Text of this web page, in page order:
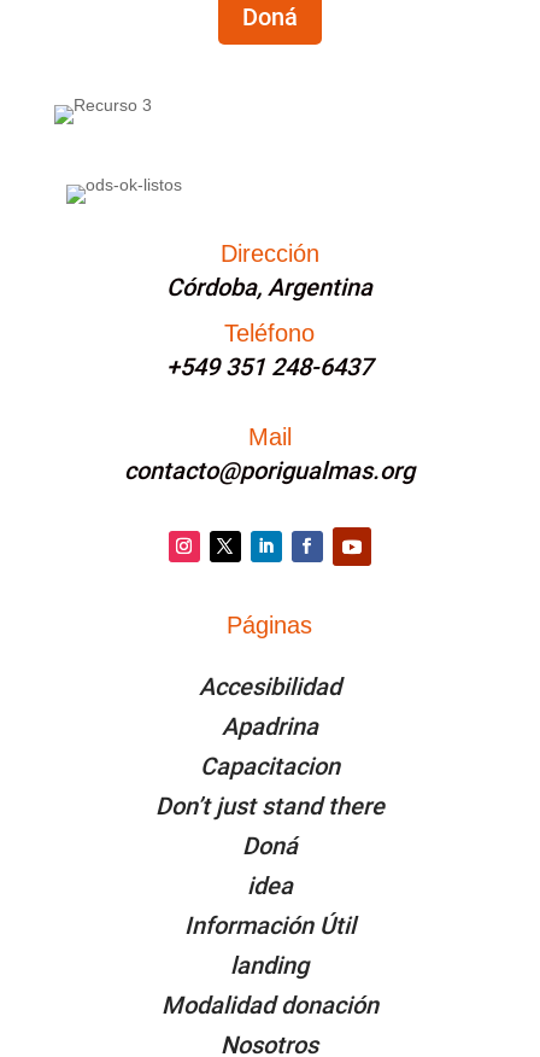
Doná
Dirección
Córdoba, Argentina
Teléfono
+549 351 248-6437
Mail
contacto@porigualmas.org
Facebook
Páginas
Accesibilidad
Apadrina
Capacitacion
Don’t just stand there
Doná
idea
Información Útil
landing
Modalidad donación
Nosotros